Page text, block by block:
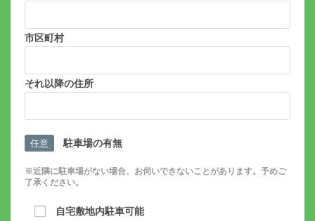
市区町村
それ以降の住所
任意 駐車場の有無
※近隣に駐車場がない場合、お伺いできないことがあります。予めご
了承ください。
自宅敷地内駐車可能